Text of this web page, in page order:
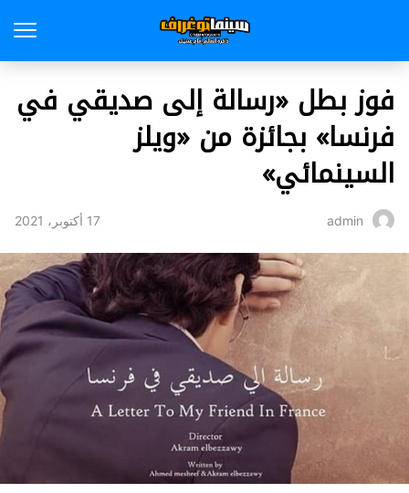
فوز بطل «رسالة إلى صديقي في
فرنسا» بجائزة من «ويلز
السينمائي»
admin 17 أكتوبر، 2021